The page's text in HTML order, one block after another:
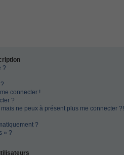
?
connecter !
?
ne peux à présent plus me connecter ?!
?
» ?